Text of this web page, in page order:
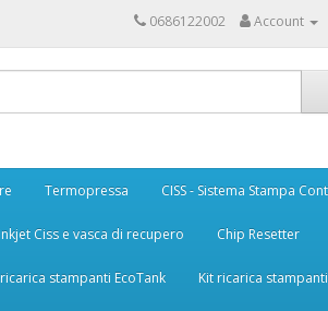
0686122002 Account
Termopressa CISS - Sistema Stampa
Ciss e vasca di recupero Chip Resetter
stampanti EcoTank Kit ricarica